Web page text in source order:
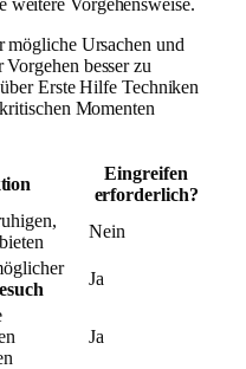
weitere Vorgehensweise.
mögliche Ursachen und
besser zu
Erste Hilfe Techniken
Momenten
Eingreifen
erforderlich?
Nein
Ja
Ja